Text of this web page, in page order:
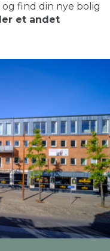
og find din nye bolig
et andet